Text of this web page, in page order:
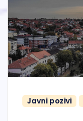
Javni pozivi